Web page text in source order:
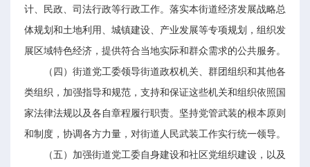
计、民政、司法行政等行政工作。落实本街道经济发展战略总
体规划和土地利用、城镇建设、产业发展等专项规划，组织发
展区域特色经济，提供符合当地实际和群众需求的公共服务。
（四）街道党工委领导街道政权机关、群团组织和其他各
类组织，加强指导和规范，支持和保证这些机关和组织依照国
家法律法规以及各自章程履行职责。坚持党管武装的根本原则
和制度，协调各方力量，对街道人民武装工作实行统一领导。
（五）加强街道党工委自身建设和社区党组织建设，以及